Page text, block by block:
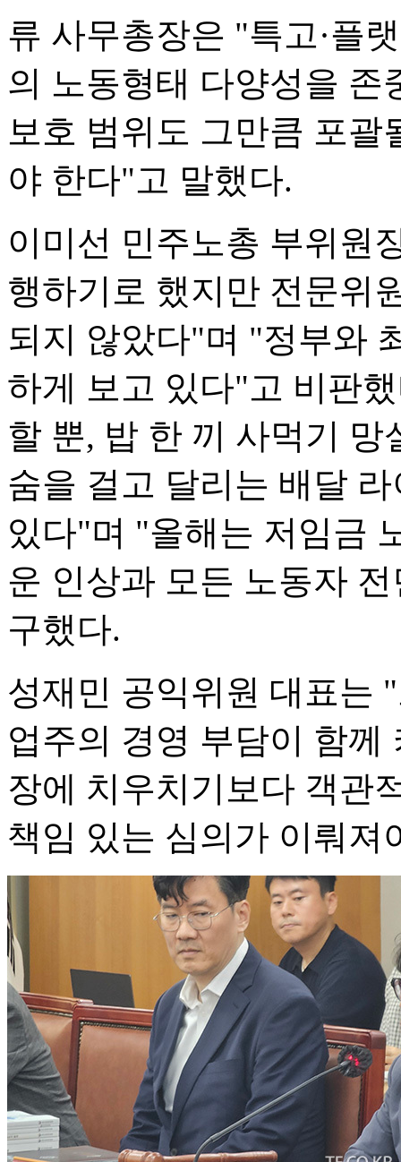
류 사무총장은 "특고·플
의 노동형태 다양성을 존
보호 범위도 그만큼 포괄
야 한다"고 말했다.
이미선 민주노총 부위원
행하기로 했지만 전문위
되지 않았다"며 "정부와
하게 보고 있다"고 비판
할 뿐, 밥 한 끼 사먹기
숨을 걸고 달리는 배달
있다"며 "올해는 저임금
운 인상과 모든 노동자
구했다.
성재민 공익위원 대표는
업주의 경영 부담이 함
장에 치우치기보다 객관
책임 있는 심의가 이뤄져